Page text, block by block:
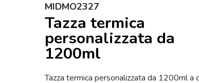
MIDMO2327
Tazza termica
personalizzata da
1200ml
Tazza termica personalizzata da 1200ml a